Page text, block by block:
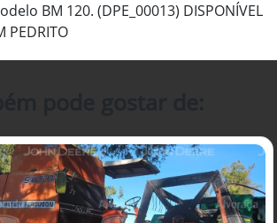
BM 120. (DPE_00013) DISPONÍVEL
PEDRITO